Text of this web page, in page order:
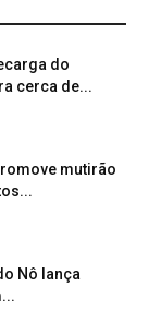
do
cerca de...
mutirão
Nô lança